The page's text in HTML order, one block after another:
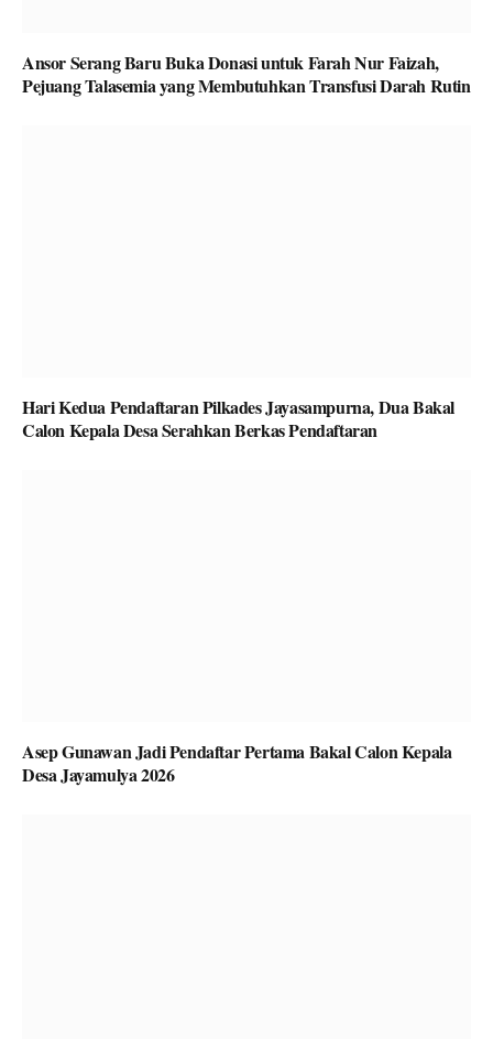
Ansor Serang Baru Buka Donasi untuk Farah Nur Faizah,
Pejuang Talasemia yang Membutuhkan Transfusi Darah Rutin
Hari Kedua Pendaftaran Pilkades Jayasampurna, Dua Bakal
Calon Kepala Desa Serahkan Berkas Pendaftaran
Asep Gunawan Jadi Pendaftar Pertama Bakal Calon Kepala
Desa Jayamulya 2026